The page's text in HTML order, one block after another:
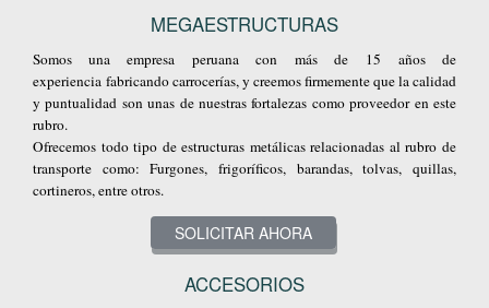
MEGAESTRUCTURAS
Somos una empresa peruana con más de 15 años de
experiencia fabricando carrocerías, y creemos firmemente que la calidad
y puntualidad son unas de nuestras fortalezas como proveedor en este
rubro.
Ofrecemos todo tipo de estructuras metálicas relacionadas al rubro de
transporte como: Furgones, frigoríficos, barandas, tolvas, quillas,
cortineros, entre otros.
SOLICITAR AHORA
ACCESORIOS